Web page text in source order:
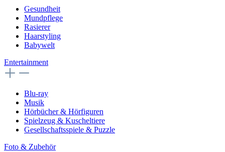
Gesundheit
Mundpflege
Rasierer
Haarstyling
Babywelt
Entertainment
Blu-ray
Musik
Hörbücher & Hörfiguren
Spielzeug & Kuscheltiere
Gesellschaftsspiele & Puzzle
Foto & Zubehör